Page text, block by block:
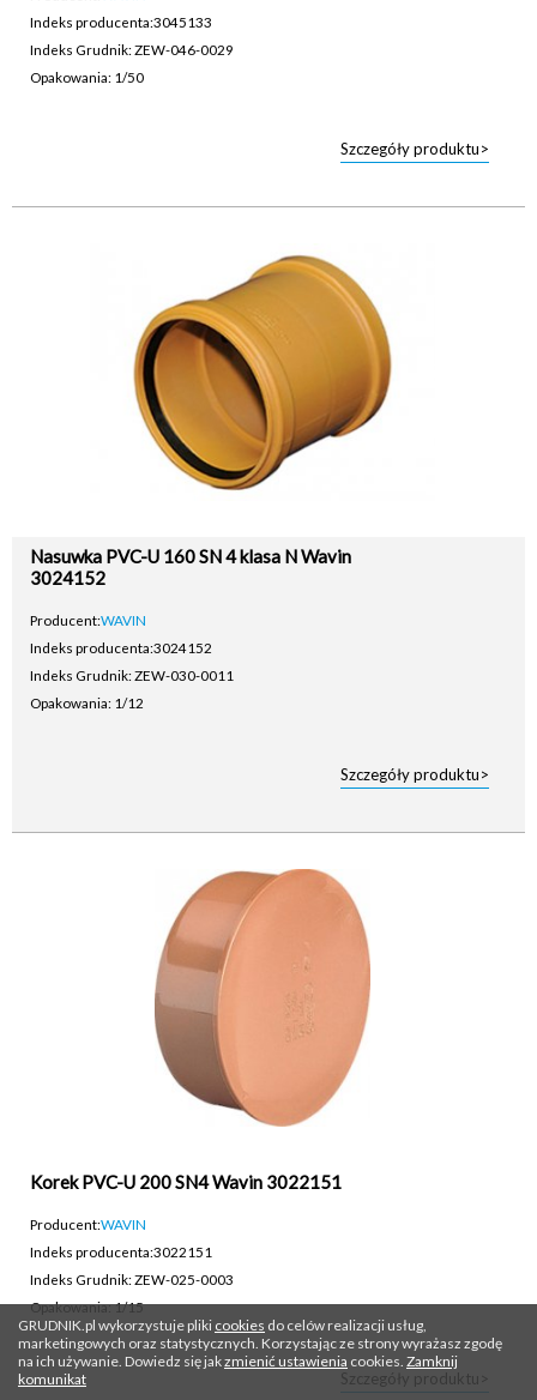
Indeks producenta:3045133
Indeks Grudnik: ZEW-046-0029
Opakowania: 1/50
Szczegóły produktu>
Nasuwka PVC-U 160 SN 4 klasa N Wavin
3024152
Producent:WAVIN
Indeks producenta:3024152
Indeks Grudnik: ZEW-030-0011
Opakowania: 1/12
Szczegóły produktu>
Korek PVC-U 200 SN4 Wavin 3022151
Producent:WAVIN
Indeks producenta:3022151
Indeks Grudnik: ZEW-025-0003
Opakowania: 1/15
Szczegóły produktu>
GRUDNIK.pl wykorzystuje pliki cookies do celów realizacji usług,
marketingowych oraz statystycznych. Korzystając ze strony wyrażasz zgodę
na ich używanie. Dowiedz się jakzmienić ustawienia cookies. Zamknij
komunikat